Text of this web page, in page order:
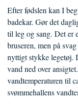
Efter fødslen kan I
badekar. Gør det
til leg og sang. Det er
bruseren, men på
nyttigt stykke legetøj.
vand ned over
vandtemperaturen til
svømmehallens